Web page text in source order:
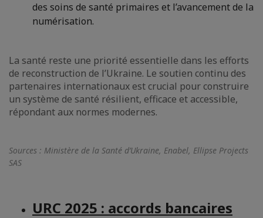
des soins de santé primaires et l’avancement de la
numérisation.
La santé reste une priorité essentielle dans les efforts
de reconstruction de l’Ukraine. Le soutien continu des
partenaires internationaux est crucial pour construire
un système de santé résilient, efficace et accessible,
répondant aux normes modernes.
Sources : Ministère de la Santé d’Ukraine, Enabel, Ellipse Projects
SAS
URC 2025 : accords bancaires